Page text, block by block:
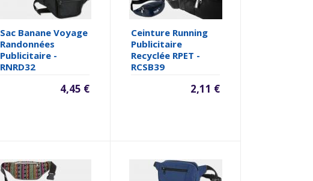
Sac Banane Voyage
Randonnées
Publicitaire -
RNRD32
4,45 €
Ceinture Running
Publicitaire
Recyclée RPET -
RCSB39
2,11 €